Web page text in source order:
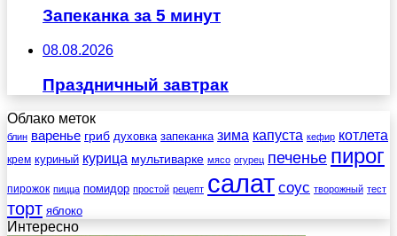
Запеканка за 5 минут
08.08.2026
Праздничный завтрак
Облако меток
блин варенье гриб духовка запеканка зима капуста кефир котлета
крем куриный курица мультиварке мясо огурец печенье пирог
пирожок пицца помидор простой рецепт салат соус творожный тест
торт яблоко
Интересно